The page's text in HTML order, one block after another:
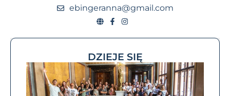
ebingeranna@gmail.com
DZIEJE SIĘ